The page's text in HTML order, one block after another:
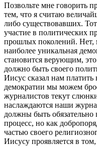
Позвольте мне говорить
тем, что я считаю
либо существовавших.
участие в политических
прошлых поколений. Нет,
наиболее уникальная
становится верующим,
должно быть своего
Иисус сказал нам
демократии мы можем
журналистов текут
наслаждаются наши
должны быть
процесс, но как
частью своего
Иисусу проявляется в